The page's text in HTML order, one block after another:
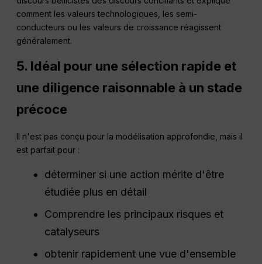
comment les valeurs technologiques, les semi-
conducteurs ou les valeurs de croissance réagissent
généralement.
5. Idéal pour une sélection rapide et
une diligence raisonnable à un stade
précoce
Il n'est pas conçu pour la modélisation approfondie, mais il
est parfait pour :
déterminer si une action mérite d'être
étudiée plus en détail
Comprendre les principaux risques et
catalyseurs
obtenir rapidement une vue d'ensemble